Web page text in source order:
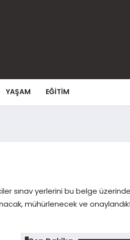
YAŞAM EĞITIM
sınav yerlerini bu belge
mühürlenecek ve